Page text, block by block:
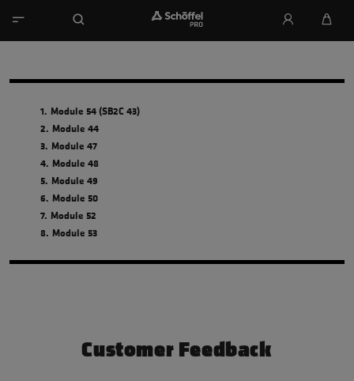
1. Module 54 (SB2C 43)
2. Module 44
3. Module 47
4. Module 48
5. Module 49
6. Module 50
7. Module 52
8. Module 53
Customer Feedback